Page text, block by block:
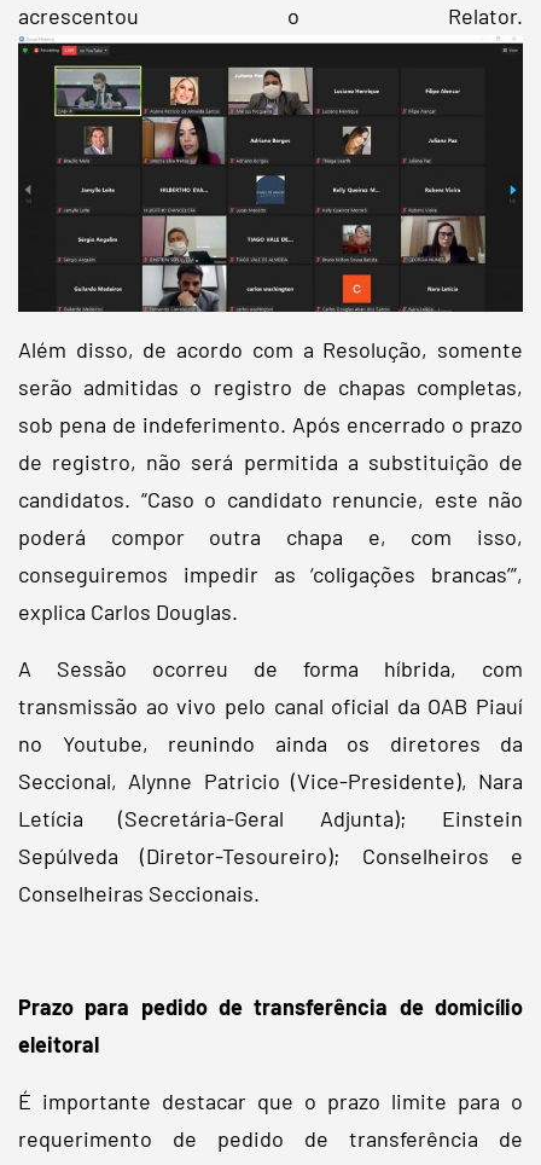
acrescentou o Relator.
Além disso, de acordo com a Resolução, somente
serão admitidas o registro de chapas completas,
sob pena de indeferimento. Após encerrado o prazo
de registro, não será permitida a substituição de
candidatos. “Caso o candidato renuncie, este não
poderá compor outra chapa e, com isso,
conseguiremos impedir as ‘coligações brancas’”,
explica Carlos Douglas.
A Sessão ocorreu de forma híbrida, com
transmissão ao vivo pelo canal oficial da OAB Piauí
no Youtube, reunindo ainda os diretores da
Seccional, Alynne Patricio (Vice-Presidente), Nara
Letícia (Secretária-Geral Adjunta); Einstein
Sepúlveda (Diretor-Tesoureiro); Conselheiros e
Conselheiras Seccionais.
Prazo para pedido de transferência de domicílio
eleitoral
É importante destacar que o prazo limite para o
requerimento de pedido de transferência de